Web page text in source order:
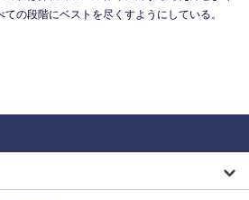
の段階にベストを尽くすようにしている。